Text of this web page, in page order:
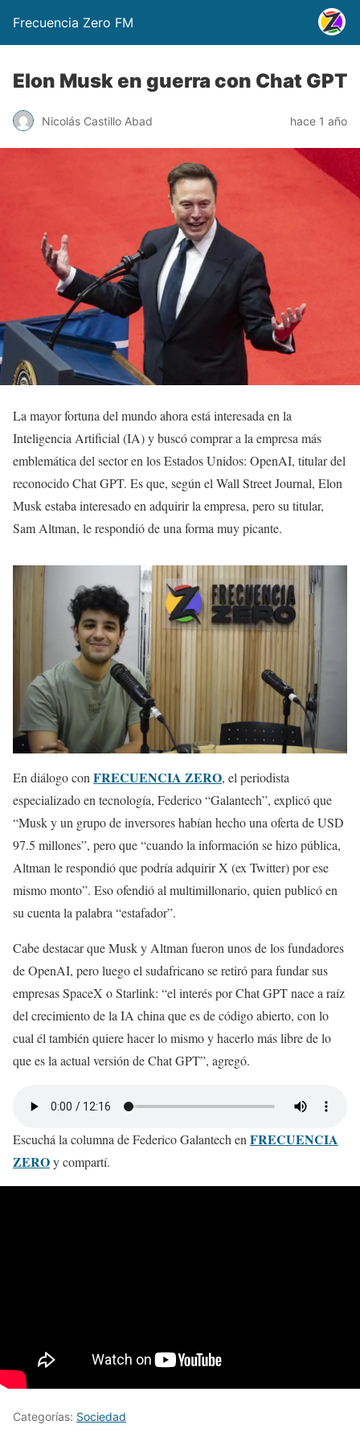
Frecuencia Zero FM
Elon Musk en guerra con Chat GPT
Nicolás Castillo Abad hace 1 año
La mayor fortuna del mundo ahora está interesada en la
Inteligencia Artificial (IA) y buscó comprar a la empresa más
emblemática del sector en los Estados Unidos: OpenAI, titular del
reconocido Chat GPT. Es que, según el Wall Street Journal, Elon
Musk estaba interesado en adquirir la empresa, pero su titular,
Sam Altman, le respondió de una forma muy picante.
En diálogo con FRECUENCIA ZERO, el periodista
especializado en tecnología, Federico “Galantech”, explicó que
“Musk y un grupo de inversores habían hecho una oferta de USD
97.5 millones”, pero que “cuando la información se hizo pública,
Altman le respondió que podría adquirir X (ex Twitter) por ese
mismo monto”. Eso ofendió al multimillonario, quien publicó en
su cuenta la palabra “estafador”.
Cabe destacar que Musk y Altman fueron unos de los fundadores
de OpenAI, pero luego el sudafricano se retiró para fundar sus
empresas SpaceX o Starlink: “el interés por Chat GPT nace a raíz
del crecimiento de la IA china que es de código abierto, con lo
cual él también quiere hacer lo mismo y hacerlo más libre de lo
que es la actual versión de Chat GPT”, agregó.
Escuchá la columna de Federico Galantech en FRECUENCIA
ZEROy compartí.
Categorías: Sociedad